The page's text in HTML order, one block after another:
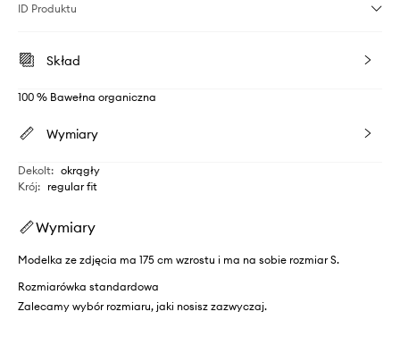
ID Produktu
Skład
100 % Bawełna organiczna
Wymiary
Dekolt: okrągły
Krój: regular fit
Wymiary
Modelka ze zdjęcia ma 175 cm wzrostu i ma na sobie rozmiar S.
Rozmiarówka standardowa
Zalecamy wybór rozmiaru, jaki nosisz zazwyczaj.